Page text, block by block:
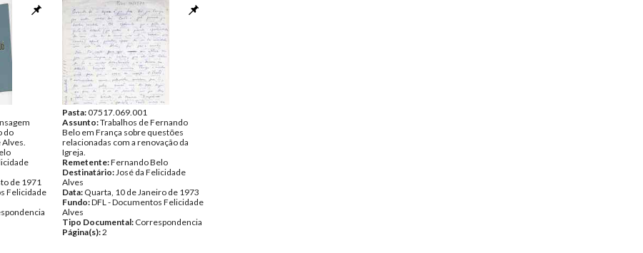
do
de 1971
Felicidade
Pasta:07517.069.001
Assunto:Trabalhos de Fernando
Belo em França sobre questões
relacionadas com a renovação da
Igreja.
Remetente:Fernando Belo
Destinatário:José da Felicidade
Alves
Data: Quarta, 10 de Janeiro de 1973
Fundo:DFL - Documentos Felicidade
Alves
Tipo Documental: Correspondencia
Página(s):2